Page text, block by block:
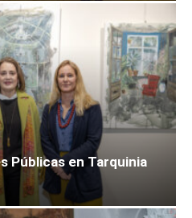
Públicas en Tarquinia